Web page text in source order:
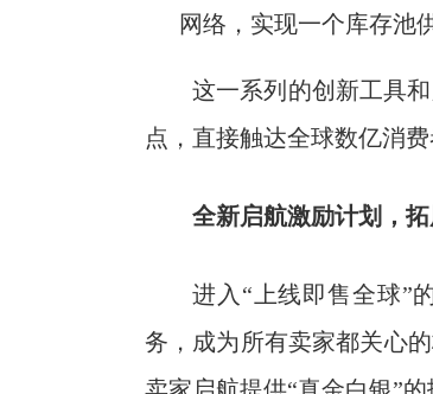
网络，实现一个库存池
这一系列的创新工具
点，直接触达全球数亿消
全新启航激励计划，
进入“上线即售全球”
务，成为所有卖家都关心